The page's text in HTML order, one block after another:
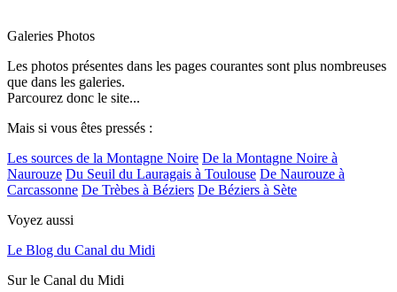
Galeries Photos
Les photos présentes dans les pages courantes sont plus nombreuses
que dans les galeries.
Parcourez donc le site...
Mais si vous êtes pressés :
Les sources de la Montagne Noire De la Montagne Noire à
Naurouze Du Seuil du Lauragais à Toulouse De Naurouze à
Carcassonne De Trèbes à Béziers De Béziers à Sète
Voyez aussi
Le Blog du Canal du Midi
Sur le Canal du Midi